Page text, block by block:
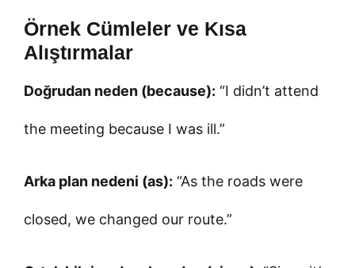
Örnek Cümleler ve Kısa
Alıştırmalar
Doğrudan neden (because): “I didn’t attend
the meeting because I was ill.”
Arka plan nedeni (as): “As the roads were
closed, we changed our route.”